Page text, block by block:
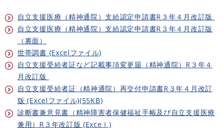
自立支援医療（精神通院）支給認定申請書R３年４月改訂版
自立支援医療（精神通院）支給認定申請書R３年４月改訂版
（裏面）
世帯調書 (Excelファイル)
自立支援受給者証など記載事項変更届（精神通院）R３年４
月改訂版
自立支援受給者証（精神通院）再交付申請書R３年４月改訂
版 (Excelファイル)(55KB)
診断書兼意見書（精神障害者保健福祉手帳及び自立支援医療
兼用）R３年改訂版 (Exceｌ)